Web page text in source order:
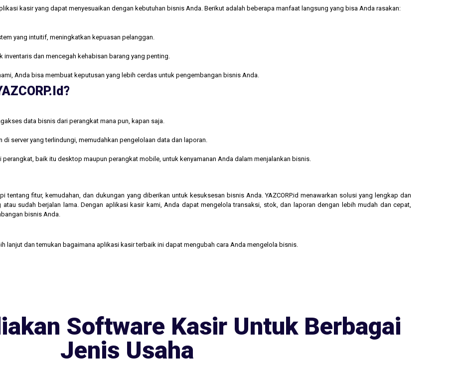
kasir yang dapat menyesuaikan dengan kebutuhan bisnis Anda. Berikut adalah beberapa manfaat langsung yang bisa Anda rasakan:
yang intuitif, meningkatkan kepuasan pelanggan.
dan mencegah kehabisan barang yang penting.
Anda bisa membuat keputusan yang lebih cerdas untuk pengembangan bisnis Anda.
data bisnis dari perangkat mana pun, kapan saja.
server yang terlindungi, memudahkan pengelolaan data dan laporan.
baik itu desktop maupun perangkat mobile, untuk kenyamanan Anda dalam menjalankan bisnis.
tentang fitur, kemudahan, dan dukungan yang diberikan untuk kesuksesan bisnis Anda. YAZCORP.id menawarkan solusi yang lengkap dan
sudah berjalan lama. Dengan aplikasi kasir kami, Anda dapat mengelola transaksi, stok, dan laporan dengan lebih mudah dan cepat,
bisnis Anda.
lanjut dan temukan bagaimana aplikasi kasir terbaik ini dapat mengubah cara Anda mengelola bisnis.
Software Kasir Untuk Berbagai
Jenis Usaha